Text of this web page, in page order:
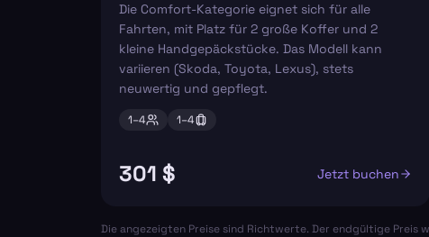
Die Comfort-Kategorie eignet sich für alle
Fahrten, mit Platz für 2 große Koffer und 2
kleine Handgepäckstücke. Das Modell kann
variieren (Skoda, Toyota, Lexus), stets
neuwertig und gepflegt.
1–4 1–4
301 $ Jetzt buchen
Die angezeigten Preise sind Richtwerte. Der endgültige Preis